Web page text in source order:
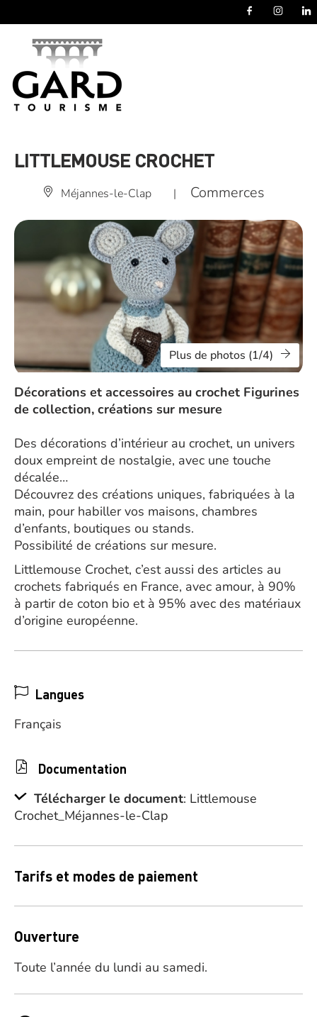
LITTLEMOUSE CROCHET
Méjannes-le-Clap | Commerces
Plus de photos (1/4)
Décorations et accessoires au crochet Figurines
de collection, créations sur mesure
Des décorations d’intérieur au crochet, un univers
doux empreint de nostalgie, avec une touche
décalée…
Découvrez des créations uniques, fabriquées à la
main, pour habiller vos maisons, chambres
d’enfants, boutiques ou stands.
Possibilité de créations sur mesure.
Littlemouse Crochet, c’est aussi des articles au
crochets fabriqués en France, avec amour, à 90%
à partir de coton bio et à 95% avec des matériaux
d’origine européenne.
Langues
Français
Documentation
Télécharger le document: Littlemouse
Crochet_Méjannes-le-Clap
Tarifs et modes de paiement
Ouverture
Toute l’année du lundi au samedi.